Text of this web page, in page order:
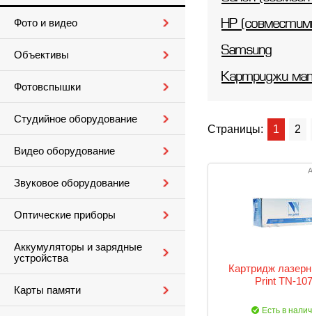
Фото и видео
Объективы
Фотовспышки
Студийное оборудование
Видео оборудование
Звуковое оборудование
Оптические приборы
Аккумуляторы и зарядные
устройства
Карты памяти
HP
Samsung
Картриджи
Страницы: 1 2
Картридж
Print TN-
Есть в